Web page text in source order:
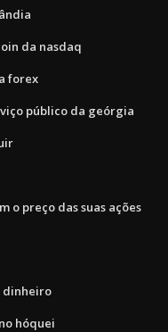
da nasdaq
forex
público da geórgia
o preço das suas ações
dinheiro
hóquei